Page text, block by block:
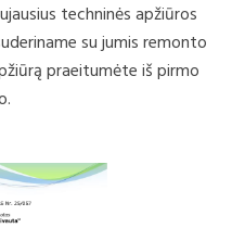
techninės apžiūros
su jumis remonto
praeitumėte iš pirmo